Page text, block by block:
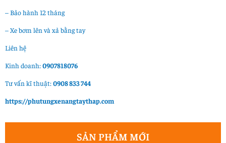
– Bảo hành 12 tháng
– Xe bơm lên và xả bằng tay
Liên hệ
Kinh doanh:0907818076
Tư vấn kĩ thuật:0908 833 744
https://phutungxenangtaythap.com
SẢN PHẨM MỚI